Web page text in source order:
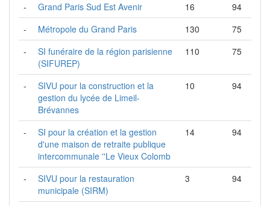
-
Grand Paris Sud Est Avenir 16
94
-
Métropole du Grand Paris 130
75
-
SI funéraire de la région parisienne
(SIFUREP)
110 75
-
SIVU pour la construction et la
gestion du lycée de Limeil-
Brévannes
10 94
-
SI pour la création et la gestion
d'une maison de retraite publique
intercommunale ''Le Vieux Colomb
14 94
-
SIVU pour la restauration
municipale (SIRM)
3 94